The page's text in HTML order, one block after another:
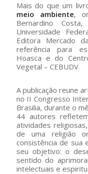
Mais do que um
meio ambiente,
Bernardino
Universidade
Editora Mercado
referência para
Hoasca e do
Vegetal – CEBUDV.
A publicação reune
no II Congresso
Brasilia, durante o
44 autores
atividades
de uma religião
consistência de sua
seu objetivo: o
sentido do
intelectuais e